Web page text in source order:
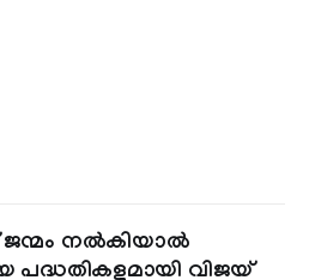
ജന്മം നൽകിയാൽ
വിജയ്